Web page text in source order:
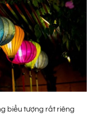
biểu tượng rất riêng